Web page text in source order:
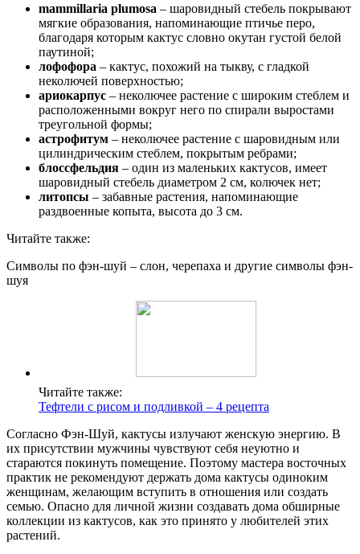
mammillaria plumosa – шаровидный стебель покрывают
мягкие образования, напоминающие птичье перо,
благодаря которым кактус словно окутан густой белой
паутиной;
лофофора – кактус, похожий на тыкву, с гладкой
неколючей поверхностью;
ариокарпус – неколючее растение с широким стеблем и
расположенными вокруг него по спирали выростами
треугольной формы;
астрофитум – неколючее растение с шаровидным или
цилиндрическим стеблем, покрытым ребрами;
блоссфельдия – один из маленьких кактусов, имеет
шаровидный стебель диаметром 2 см, колючек нет;
литопсы – забавные растения, напоминающие
раздвоенные копыта, высота до 3 см.
Читайте также:
Символы по фэн-шуй – слон, черепаха и другие символы фэн-
шуя
Читайте также:
Тефтели с рисом и подливкой – 4 рецепта
Согласно Фэн-Шуй, кактусы излучают женскую энергию. В
их присутствии мужчины чувствуют себя неуютно и
стараются покинуть помещение. Поэтому мастера восточных
практик не рекомендуют держать дома кактусы одиноким
женщинам, желающим вступить в отношения или создать
семью. Опасно для личной жизни создавать дома обширные
коллекции из кактусов, как это принято у любителей этих
растений.